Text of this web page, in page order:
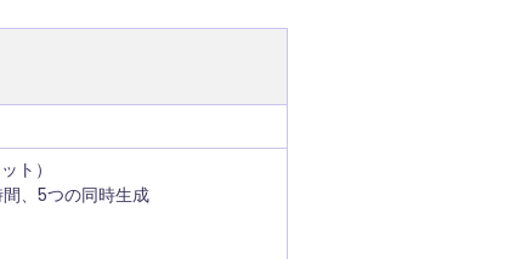
ト）
、5つの同時生成